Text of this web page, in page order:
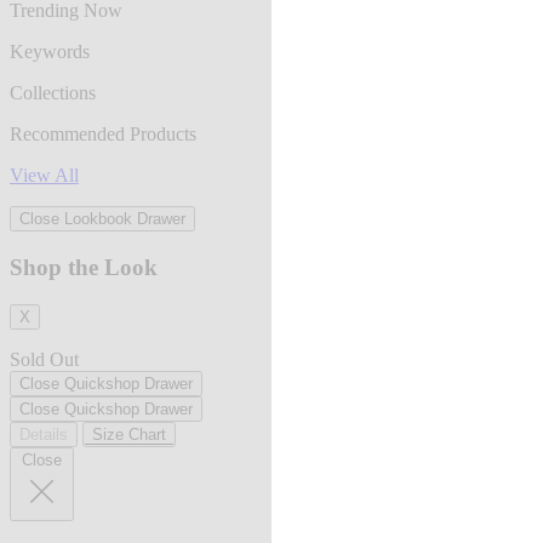
Trending Now
Keywords
Collections
Recommended Products
View All
Close Lookbook Drawer
Shop the Look
X
Sold Out
Close Quickshop Drawer
Close Quickshop Drawer
Size Chart
Close